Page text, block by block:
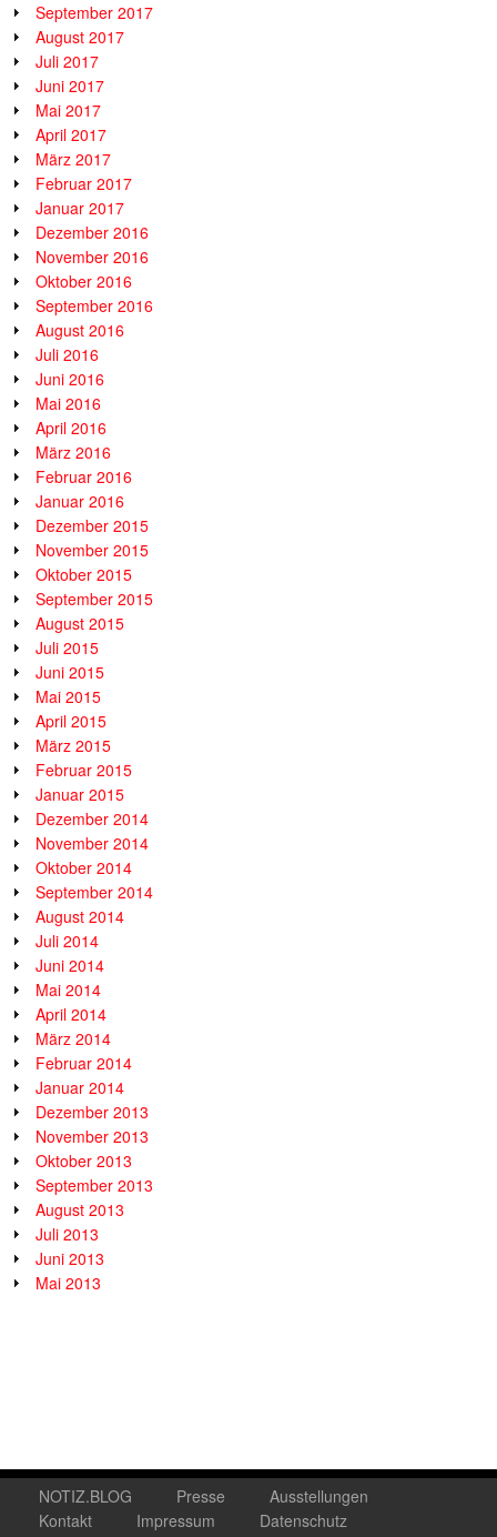
September 2017
August 2017
Juli 2017
Juni 2017
Mai 2017
April 2017
März 2017
Februar 2017
Januar 2017
Dezember 2016
November 2016
Oktober 2016
September 2016
August 2016
Juli 2016
Juni 2016
Mai 2016
April 2016
März 2016
Februar 2016
Januar 2016
Dezember 2015
November 2015
Oktober 2015
September 2015
August 2015
Juli 2015
Juni 2015
Mai 2015
April 2015
März 2015
Februar 2015
Januar 2015
Dezember 2014
November 2014
Oktober 2014
September 2014
August 2014
Juli 2014
Juni 2014
Mai 2014
April 2014
März 2014
Februar 2014
Januar 2014
Dezember 2013
November 2013
Oktober 2013
September 2013
August 2013
Juli 2013
Juni 2013
Mai 2013
NOTIZ.BLOG Presse
Ausstellungen
Kontakt
Impressum Datenschutz